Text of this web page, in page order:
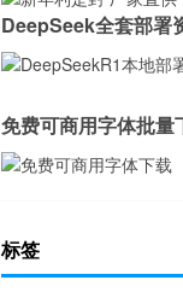
DeepSeek全套部署
免费可商用字体批量
标签